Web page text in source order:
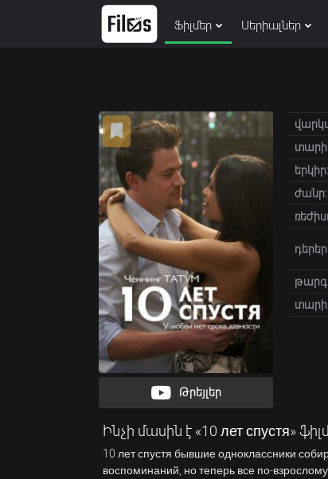
Ֆիլմեր Սերիալներ
Թրեյլեր
երկիր:
ժանր:
Ինչի մասին է «10 лет спустя»
10 лет спустя бывшие одноклассники
воспоминаний, но теперь все по-